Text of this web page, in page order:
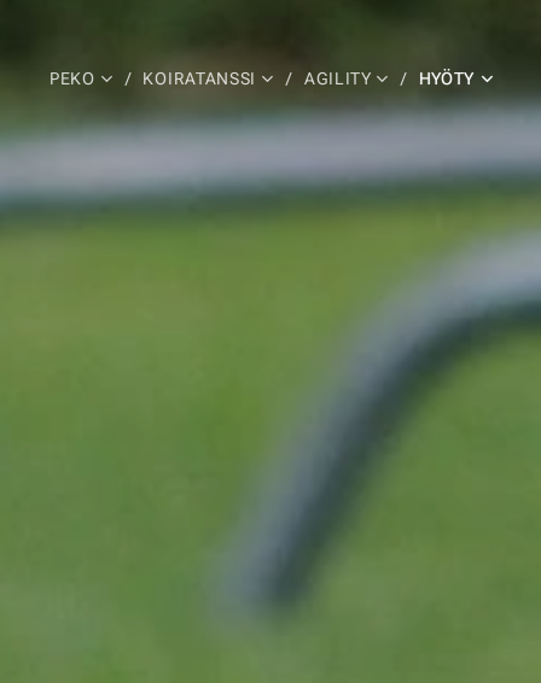
PEKO KOIRATANSSI AGILITY HYÖTY